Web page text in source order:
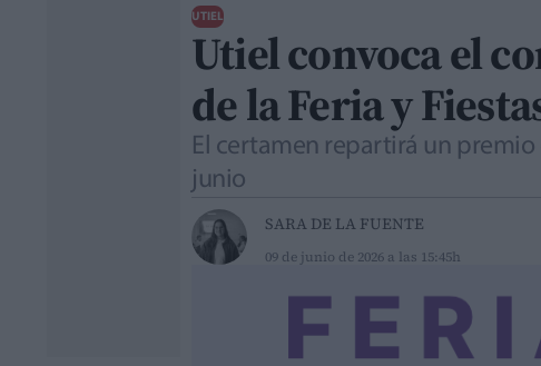
UTIEL
Utiel convoca el
de la Feria y
El certamen repartirá un premio
junio
SARA DE LA FUENTE
09 de junio de 2026 a las 15:45h